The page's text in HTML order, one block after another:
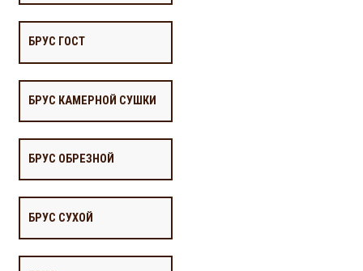
БРУС ГОСТ
БРУС КАМЕРНОЙ СУШКИ
БРУС ОБРЕЗНОЙ
БРУС СУХОЙ